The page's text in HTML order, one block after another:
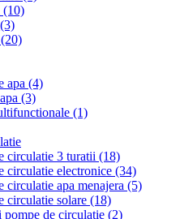
(10)
(3)
(20)
apa (4)
(3)
(1)
circulatie 3 turatii (18)
circulatie electronice (34)
circulatie apa menajera (5)
circulatie solare (18)
pompe de circulatie (2)